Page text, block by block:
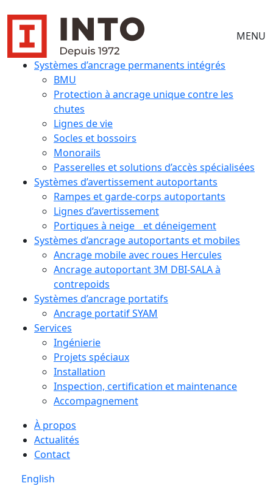
MENU
Systèmes d’ancrage permanents intégrés
BMU
Protection à ancrage unique contre les
chutes
Lignes de vie
Socles et bossoirs
Monorails
Passerelles et solutions d’accès spécialisées
Systèmes d’avertissement autoportants
Rampes et garde-corps autoportants
Lignes d’avertissement
Portiques à neige et déneigement
Systèmes d’ancrage autoportants et mobiles
Ancrage mobile avec roues Hercules
Ancrage autoportant 3M DBI-SALA à
contrepoids
Systèmes d’ancrage portatifs
Ancrage portatif SYAM
Services
Ingénierie
Projets spéciaux
Installation
Inspection, certification et maintenance
Accompagnement
À propos
Actualités
Contact
English